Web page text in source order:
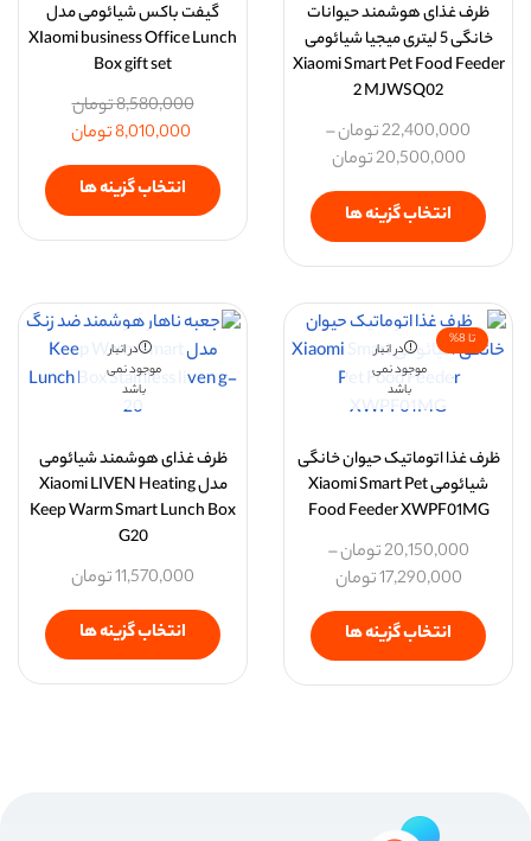
ظرف غذای هوشمند حیوانات
خانگی 5 لیتری میجیا شیائومی
Xiaomi Smart Pet Food Feeder
2 MJWSQ02
22,400,000تومان–
20,500,000تومان
انتخاب گزینه ها
گیفت باکس شیائومی مدل
XIaomi business Office Lunch
Box gift set
8,580,000تومان
8,010,000تومان
انتخاب گزینه ها
تا 8%
در انبار
موجود نمی
باشد
ظرف غذا اتوماتیک حیوان خانگی
شیائومی Xiaomi Smart Pet
Food Feeder XWPF01MG
20,150,000تومان–
17,290,000تومان
انتخاب گزینه ها
در انبار
موجود نمی
باشد
ظرف غذای هوشمند شیائومی
مدل Xiaomi LIVEN Heating
Keep Warm Smart Lunch Box
G20
11,570,000تومان
انتخاب گزینه ها